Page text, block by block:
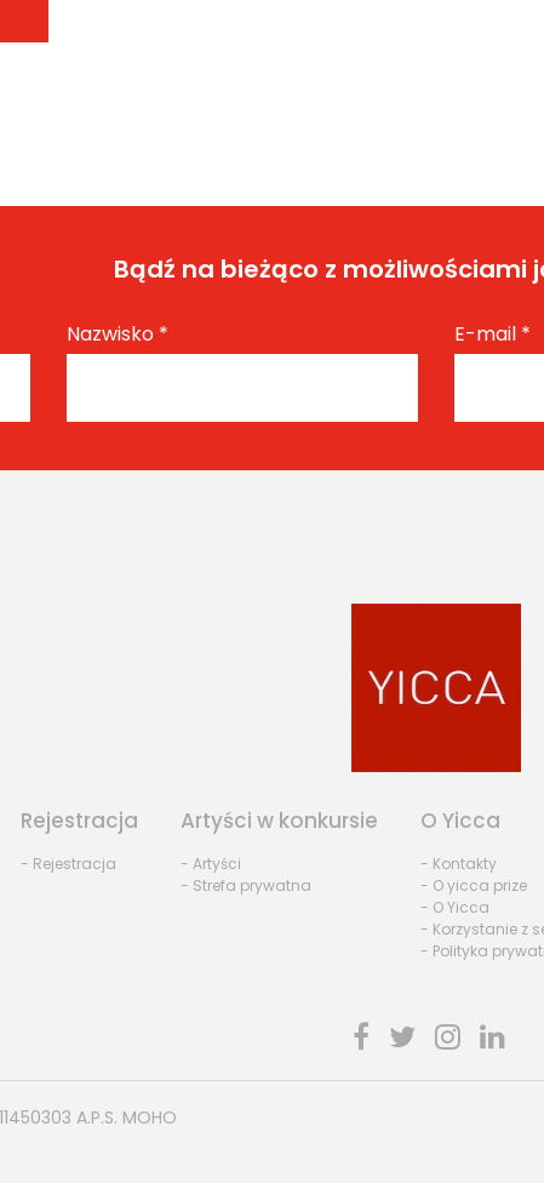
Bądź na bieżąco z możliwościami
Nazwisko * E-mail *
Rejestracja
- Rejestracja
Artyści w konkursie
- Artyści
- Strefa prywatna
O Yicca
- Kontakty
- O yicca prize
- O Yicca
- Korzystanie z
- Polityka
A.P.S. MOHO